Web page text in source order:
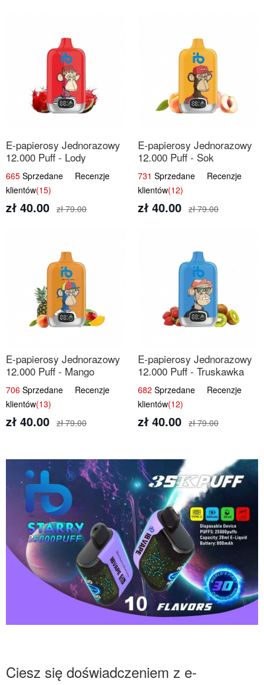
E-papierosy Jednorazowy
12.000 Puff - Lody
Arbuzowe | Orzeźwiający
Smak
665 Sprzedane Recenzje
klientów(15)
zł 40.00 zł 79.00
E-papierosy Jednorazowy
12.000 Puff - Sok
Brzoskwiniowy | Owocowa
Świeżość
731 Sprzedane Recenzje
klientów(12)
zł 40.00 zł 79.00
E-papierosy Jednorazowy
12.000 Puff - Mango
Ananas Brzoskwinia |
Tropikalna Mieszanka
706 Sprzedane Recenzje
klientów(13)
zł 40.00 zł 79.00
E-papierosy Jednorazowy
12.000 Puff - Truskawka
Kiwi | Owocowa
Równowaga
682 Sprzedane Recenzje
klientów(12)
zł 40.00 zł 79.00
Ciesz się doświadczeniem z e-